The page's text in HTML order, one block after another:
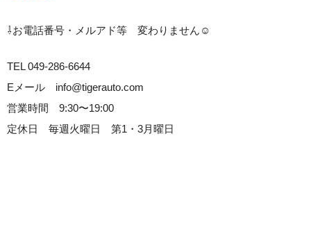
⇩お電話番号・メルアド等 変わりません☺
TEL 049-286-6644
Eメール info@tigerauto.com
営業時間 9:30〜19:00
定休日 毎週火曜日 第1・3月曜日